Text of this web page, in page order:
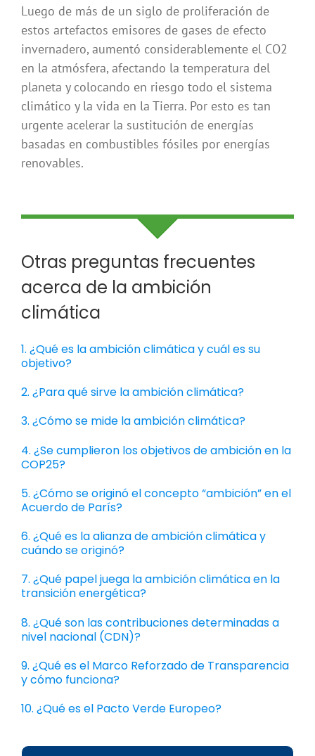
Luego de más de un siglo de proliferación de
estos artefactos emisores de gases de efecto
invernadero, aumentó considerablemente el CO2
en la atmósfera, afectando la temperatura del
planeta y colocando en riesgo todo el sistema
climático y la vida en la Tierra. Por esto es tan
urgente acelerar la sustitución de energías
basadas en combustibles fósiles por energías
renovables.
Otras preguntas frecuentes
acerca de la ambición
climática
1. ¿Qué es la ambición climática y cuál es su
objetivo?
2. ¿Para qué sirve la ambición climática?
3. ¿Cómo se mide la ambición climática?
4. ¿Se cumplieron los objetivos de ambición en la
COP25?
5. ¿Cómo se originó el concepto “ambición” en el
Acuerdo de París?
6. ¿Qué es la alianza de ambición climática y
cuándo se originó?
7. ¿Qué papel juega la ambición climática en la
transición energética?
8. ¿Qué son las contribuciones determinadas a
nivel nacional (CDN)?
9. ¿Qué es el Marco Reforzado de Transparencia
y cómo funciona?
10. ¿Qué es el Pacto Verde Europeo?